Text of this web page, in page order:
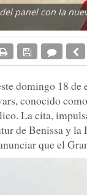
panel con la
domingo 18 de
conocido
La cita,
de Benissa y la
que el